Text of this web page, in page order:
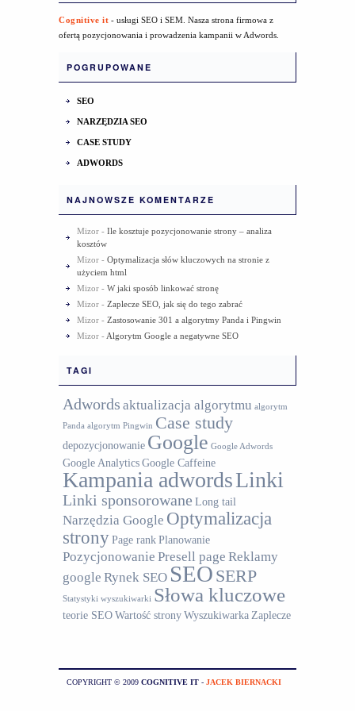
Cognitive it - usługi SEO i SEM. Nasza strona firmowa z
ofertą pozycjonowania i prowadzenia kampanii w Adwords.
POGRUPOWANE
SEO
NARZĘDZIA SEO
CASE STUDY
ADWORDS
NAJNOWSZE KOMENTARZE
Mizor - Ile kosztuje pozycjonowanie strony – analiza
kosztów
Mizor - Optymalizacja słów kluczowych na stronie z
użyciem html
Mizor - W jaki sposób linkować stronę
Mizor - Zaplecze SEO, jak się do tego zabrać
Mizor - Zastosowanie 301 a algorytmy Panda i Pingwin
Mizor - Algorytm Google a negatywne SEO
TAGI
Adwords aktualizacja algorytmu algorytm
Panda algorytm Pingwin Case study
depozycjonowanie Google Google Adwords
Google AnalyticsGoogle Caffeine
Kampania adwordsLinki
Linki sponsorowane Long tail
Narzędzia Google Optymalizacja
stronyPage rankPlanowanie
Pozycjonowanie Presell page Reklamy
google Rynek SEO SEO SERP
Statystyki wyszukiwarki Słowa kluczowe
teorie SEOWartość stronyWyszukiwarka Zaplecze
COPYRIGHT © 2009 COGNITIVE IT - JACEK BIERNACKI